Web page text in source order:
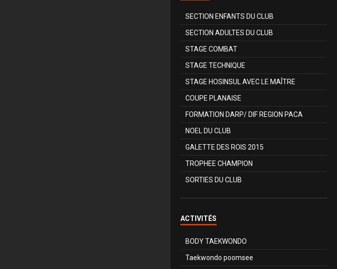
SECTION ENFANTS DU CLUB
SECTION ADULTES DU CLUB
STAGE COMBAT
STAGE TECHNIQUE
STAGE HOSINSUL AVEC LE MAÎTRE
COUPE PLANAISE
FORMATION DARP/ DIF REGION PACA
NOEL DU CLUB
GALETTE DES ROIS 2015
TROPHEE CHAMPION
SORTIES DU CLUB
ACTIVITÉS
BODY TAEKWONDO
Taekwondo poomsee